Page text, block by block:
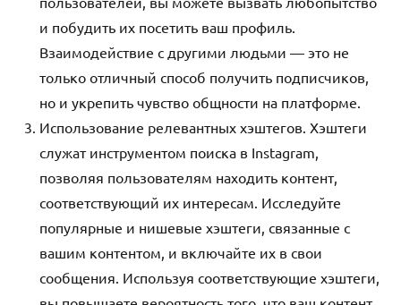
и побудить их посетить ваш профиль.
Взаимодействие с другими людьми — это не
только отличный способ получить подписчиков,
но и укрепить чувство общности на платформе.
Использование релевантных хэштегов. Хэштеги
служат инструментом поиска в Instagram,
позволяя пользователям находить контент,
соответствующий их интересам. Исследуйте
популярные и нишевые хэштеги, связанные с
вашим контентом, и включайте их в свои
сообщения. Используя соответствующие хэштеги,